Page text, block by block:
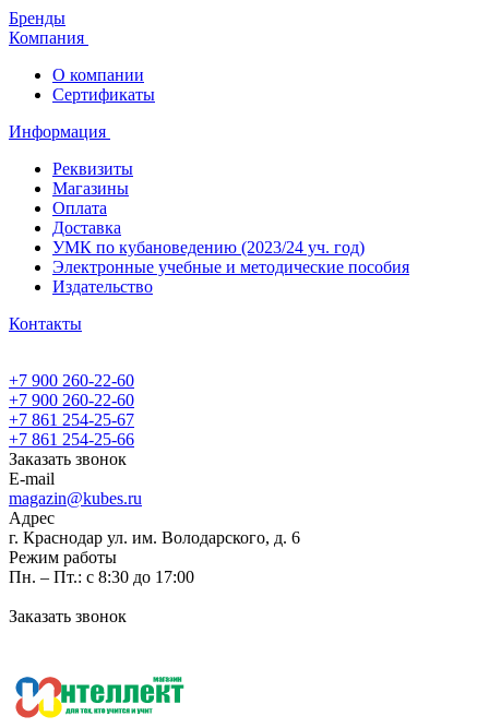
Бренды
Компания
О компании
Сертификаты
Информация
Реквизиты
Магазины
Oплата
Доставка
УМК по кубановедению (2023/24 уч. год)
Электронные учебные и методические пособия
Издательство
Контакты
+7 900 260-22-60
+7 900 260-22-60
+7 861 254-25-67
+7 861 254-25-66
Заказать звонок
E-mail
magazin@kubes.ru
Адрес
г. Краснодар ул. им. Володарского, д. 6
Режим работы
Пн. – Пт.: с 8:30 до 17:00
Заказать звонок